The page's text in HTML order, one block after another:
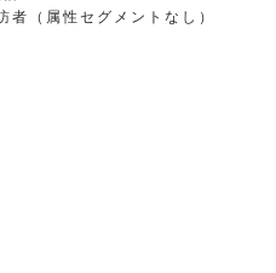
者（属性セグメントなし）